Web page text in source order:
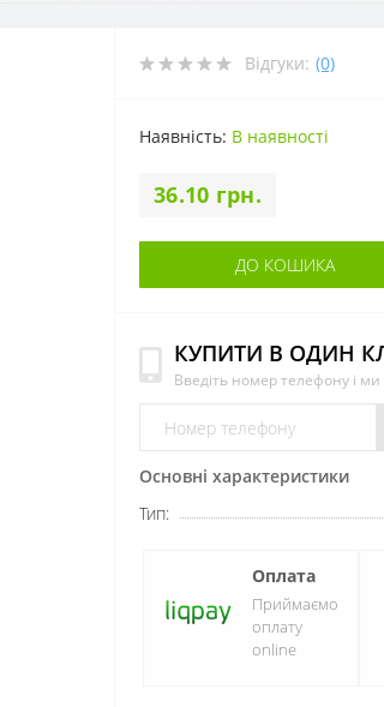
Відгуки: (0)
Наявність: В наявності
36.10 грн.
ДО КОШИКА
КУПИТИ В ОДИН
Введіть номер телефону і
Основні характеристики
Тип:
Оплата
Приймаємо
оплату
online